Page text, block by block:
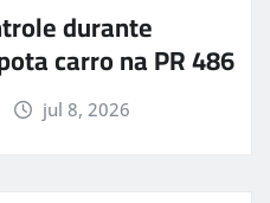
durante
carro na PR 486
jul 8, 2026